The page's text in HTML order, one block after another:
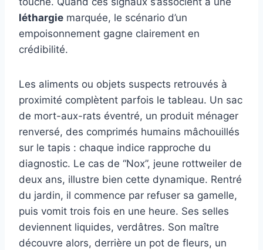
léthargie marquée, le scénario d’un
empoisonnement gagne clairement en
crédibilité.
Les aliments ou objets suspects retrouvés à
proximité complètent parfois le tableau. Un sac
de mort-aux-rats éventré, un produit ménager
renversé, des comprimés humains mâchouillés
sur le tapis : chaque indice rapproche du
diagnostic. Le cas de “Nox”, jeune rottweiler de
deux ans, illustre bien cette dynamique. Rentré
du jardin, il commence par refuser sa gamelle,
puis vomit trois fois en une heure. Ses selles
deviennent liquides, verdâtres. Son maître
découvre alors, derrière un pot de fleurs, un